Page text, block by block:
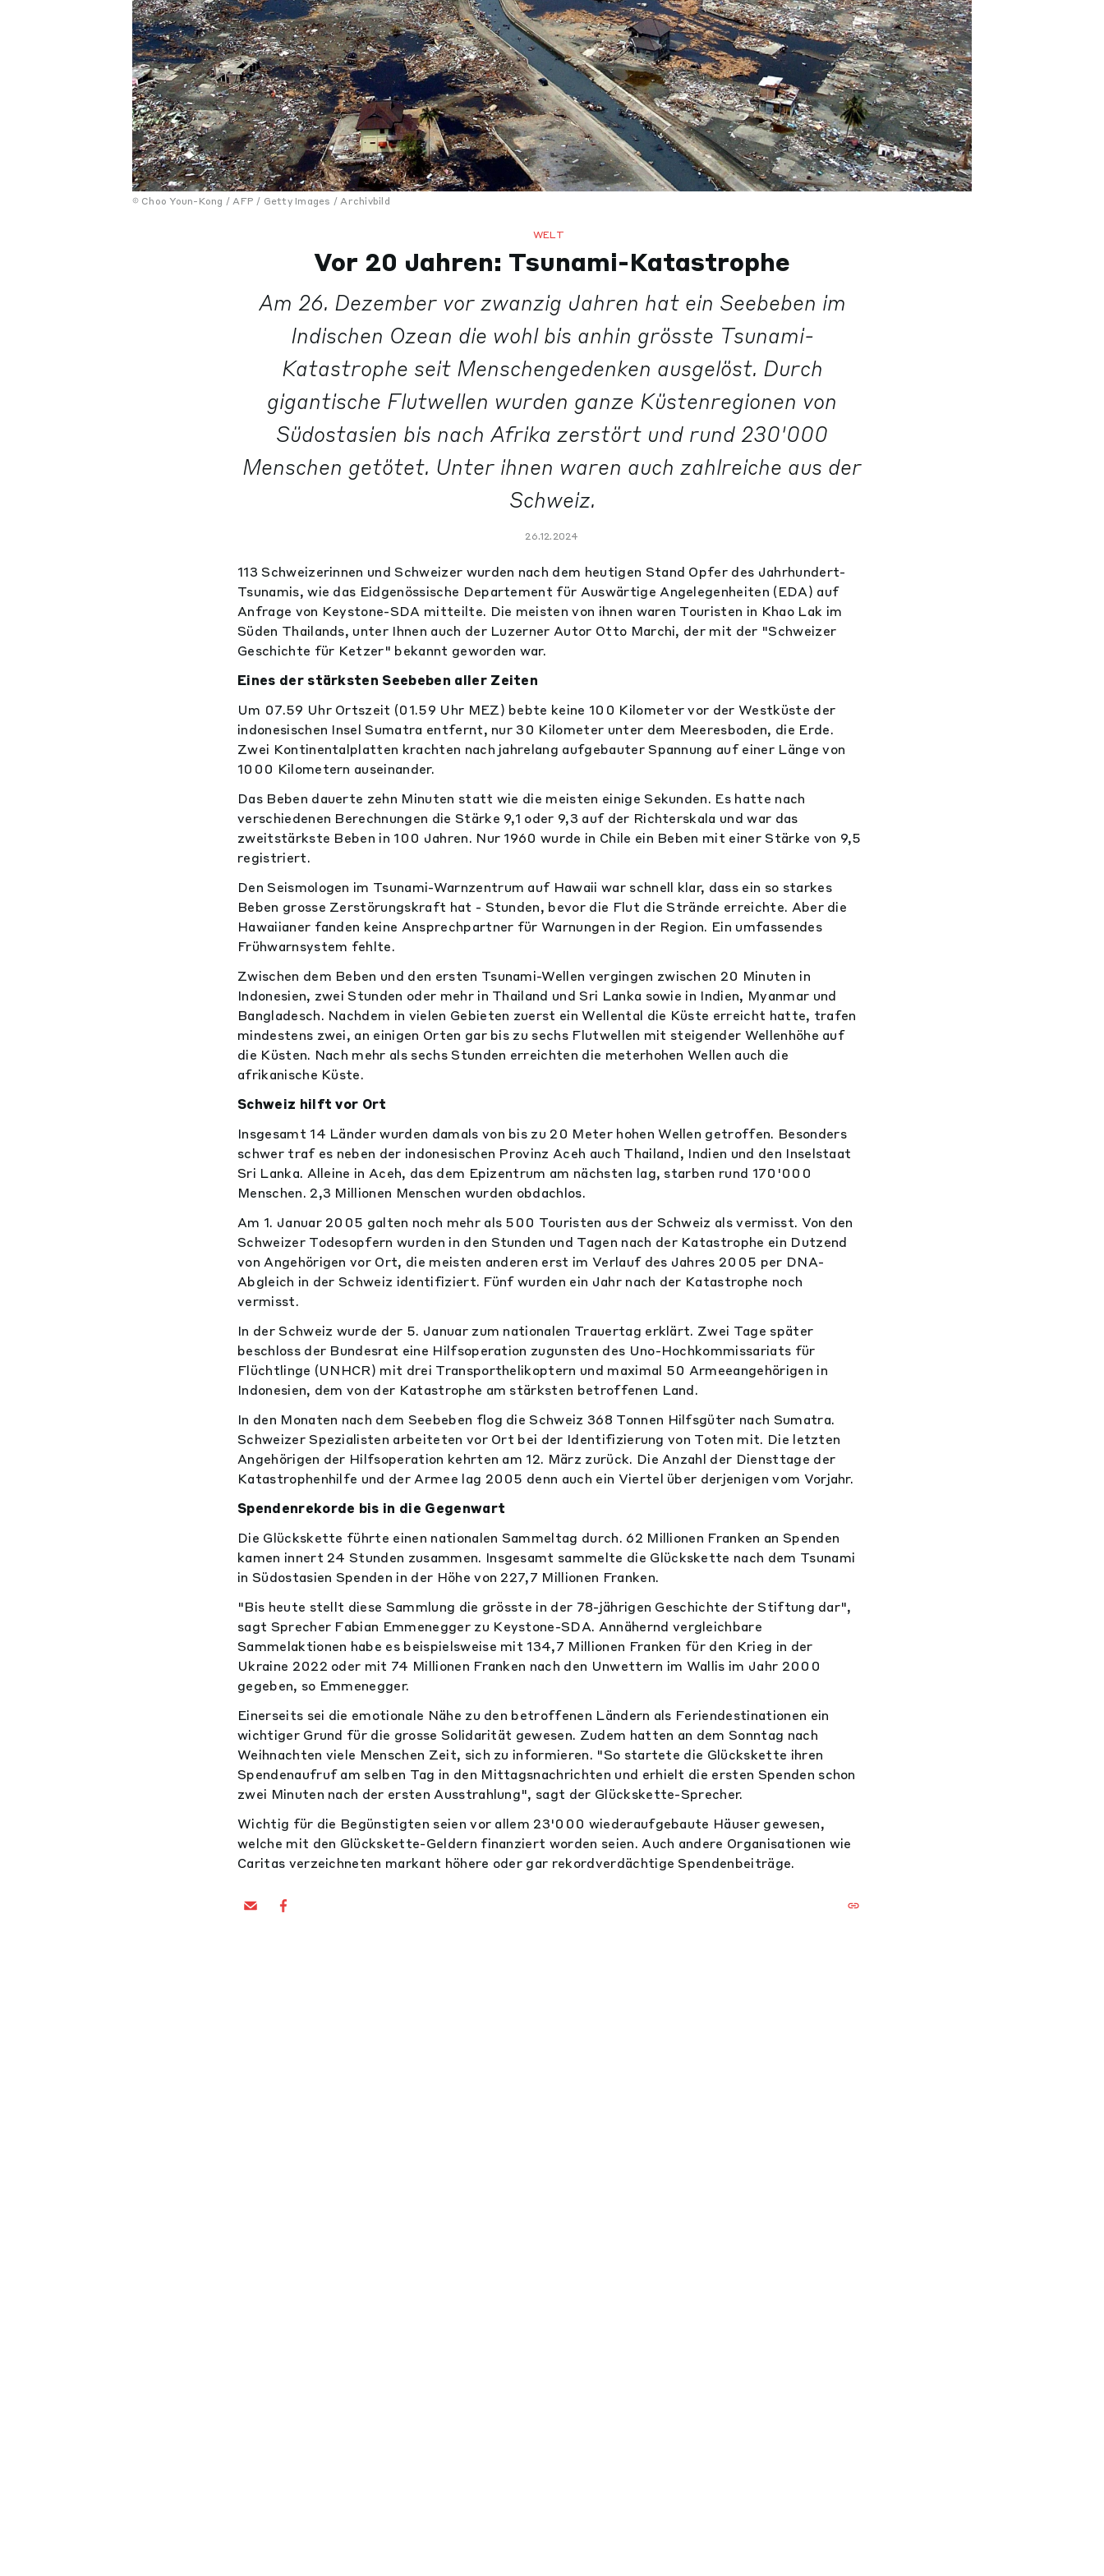
Choo Youn-Kong / AFP / Getty Images / Archivbild
WELT
Vor 20 Jahren: Tsunami-Katastrophe
Am 26. Dezember vor zwanzig Jahren hat ein Seebeben im
Indischen Ozean die wohl bis anhin grösste Tsunami-
Katastrophe seit Menschengedenken ausgelöst. Durch
gigantische Flutwellen wurden ganze Küstenregionen von
Südostasien bis nach Afrika zerstört und rund 230'000
Menschen getötet. Unter ihnen waren auch zahlreiche aus der
Schweiz.
26.12.2024
113 Schweizerinnen und Schweizer wurden nach dem heutigen Stand Opfer des Jahrhundert-
Tsunamis, wie das Eidgenössische Departement für Auswärtige Angelegenheiten (EDA) auf
Anfrage von Keystone-SDA mitteilte. Die meisten von ihnen waren Touristen in Khao Lak im
Süden Thailands, unter Ihnen auch der Luzerner Autor Otto Marchi, der mit der "Schweizer
Geschichte für Ketzer" bekannt geworden war.
Eines der stärksten Seebeben aller Zeiten
Um 07.59 Uhr Ortszeit (01.59 Uhr MEZ) bebte keine 100 Kilometer vor der Westküste der
indonesischen Insel Sumatra entfernt, nur 30 Kilometer unter dem Meeresboden, die Erde.
Zwei Kontinentalplatten krachten nach jahrelang aufgebauter Spannung auf einer Länge von
1000 Kilometern auseinander.
Das Beben dauerte zehn Minuten statt wie die meisten einige Sekunden. Es hatte nach
verschiedenen Berechnungen die Stärke 9,1 oder 9,3 auf der Richterskala und war das
zweitstärkste Beben in 100 Jahren. Nur 1960 wurde in Chile ein Beben mit einer Stärke von 9,5
registriert.
Den Seismologen im Tsunami-Warnzentrum auf Hawaii war schnell klar, dass ein so starkes
Beben grosse Zerstörungskraft hat - Stunden, bevor die Flut die Strände erreichte. Aber die
Hawaiianer fanden keine Ansprechpartner für Warnungen in der Region. Ein umfassendes
Frühwarnsystem fehlte.
Zwischen dem Beben und den ersten Tsunami-Wellen vergingen zwischen 20 Minuten in
Indonesien, zwei Stunden oder mehr in Thailand und Sri Lanka sowie in Indien, Myanmar und
Bangladesch. Nachdem in vielen Gebieten zuerst ein Wellental die Küste erreicht hatte, trafen
mindestens zwei, an einigen Orten gar bis zu sechs Flutwellen mit steigender Wellenhöhe auf
die Küsten. Nach mehr als sechs Stunden erreichten die meterhohen Wellen auch die
afrikanische Küste.
Schweiz hilft vor Ort
Insgesamt 14 Länder wurden damals von bis zu 20 Meter hohen Wellen getroffen. Besonders
schwer traf es neben der indonesischen Provinz Aceh auch Thailand, Indien und den Inselstaat
Sri Lanka. Alleine in Aceh, das dem Epizentrum am nächsten lag, starben rund 170'000
Menschen. 2,3 Millionen Menschen wurden obdachlos.
Am 1. Januar 2005 galten noch mehr als 500 Touristen aus der Schweiz als vermisst. Von den
Schweizer Todesopfern wurden in den Stunden und Tagen nach der Katastrophe ein Dutzend
von Angehörigen vor Ort, die meisten anderen erst im Verlauf des Jahres 2005 per DNA-
Abgleich in der Schweiz identifiziert. Fünf wurden ein Jahr nach der Katastrophe noch
vermisst.
In der Schweiz wurde der 5. Januar zum nationalen Trauertag erklärt. Zwei Tage später
beschloss der Bundesrat eine Hilfsoperation zugunsten des Uno-Hochkommissariats für
Flüchtlinge (UNHCR) mit drei Transporthelikoptern und maximal 50 Armeeangehörigen in
Indonesien, dem von der Katastrophe am stärksten betroffenen Land.
In den Monaten nach dem Seebeben flog die Schweiz 368 Tonnen Hilfsgüter nach Sumatra.
Schweizer Spezialisten arbeiteten vor Ort bei der Identifizierung von Toten mit. Die letzten
Angehörigen der Hilfsoperation kehrten am 12. März zurück. Die Anzahl der Diensttage der
Katastrophenhilfe und der Armee lag 2005 denn auch ein Viertel über derjenigen vom Vorjahr.
Spendenrekorde bis in die Gegenwart
Die Glückskette führte einen nationalen Sammeltag durch. 62 Millionen Franken an Spenden
kamen innert 24 Stunden zusammen. Insgesamt sammelte die Glückskette nach dem Tsunami
in Südostasien Spenden in der Höhe von 227,7 Millionen Franken.
"Bis heute stellt diese Sammlung die grösste in der 78-jährigen Geschichte der Stiftung dar",
sagt Sprecher Fabian Emmenegger zu Keystone-SDA. Annähernd vergleichbare
Sammelaktionen habe es beispielsweise mit 134,7 Millionen Franken für den Krieg in der
Ukraine 2022 oder mit 74 Millionen Franken nach den Unwettern im Wallis im Jahr 2000
gegeben, so Emmenegger.
Einerseits sei die emotionale Nähe zu den betroffenen Ländern als Feriendestinationen ein
wichtiger Grund für die grosse Solidarität gewesen. Zudem hatten an dem Sonntag nach
Weihnachten viele Menschen Zeit, sich zu informieren. "So startete die Glückskette ihren
Spendenaufruf am selben Tag in den Mittagsnachrichten und erhielt die ersten Spenden schon
zwei Minuten nach der ersten Ausstrahlung", sagt der Glückskette-Sprecher.
Wichtig für die Begünstigten seien vor allem 23'000 wiederaufgebaute Häuser gewesen,
welche mit den Glückskette-Geldern finanziert worden seien. Auch andere Organisationen wie
Caritas verzeichneten markant höhere oder gar rekordverdächtige Spendenbeiträge.